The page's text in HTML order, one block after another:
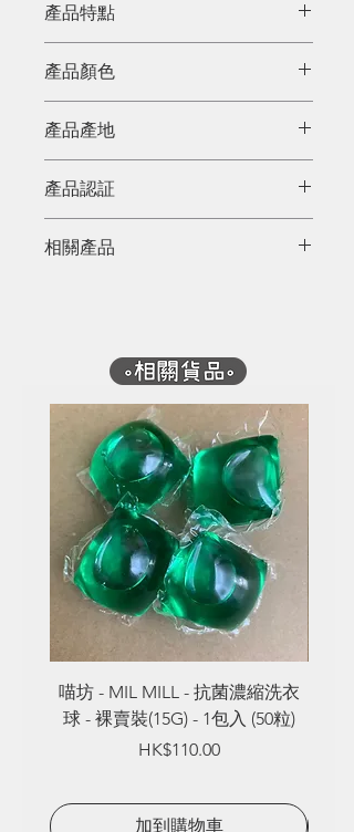
台、鍋爐，廁盆等等，是家居清潔
好幫手。
產品特點
產品顏色
產品產地
產品認証
相關產品
喵坊 - MIL MILL - 抗菌濃縮洗衣
球 - 裸賣裝(15G) - 1包入 (50粒)
Price
HK$110.00
加到購物車